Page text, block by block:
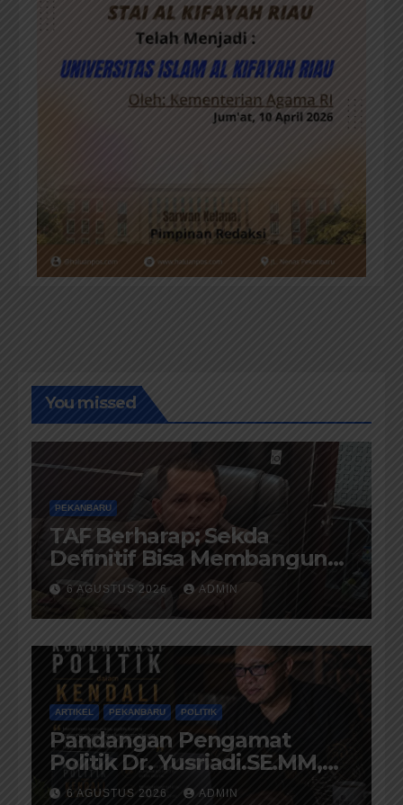
You missed
PEKANBARU
TAF Berharap; Sekda
Definitif Bisa Membangun
Komunikasi Antara
Eksekutif dan Legislatif
6 AGUSTUS 2026 ADMIN
ARTIKEL PEKANBARU POLITIK
Pandangan Pengamat
Politik Dr. Yusriadi.SE.MM,
Tentang Buku Dr. (Cand)
6 AGUSTUS 2026 ADMIN